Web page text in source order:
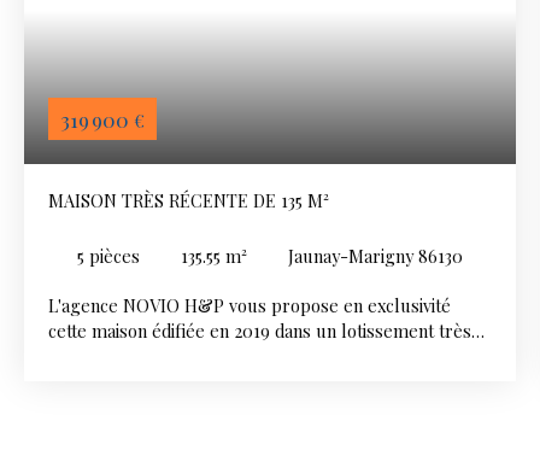
319 900 €
MAISON TRÈS RÉCENTE DE 135 M²
5 pièces 135.55 m² Jaunay-Marigny 86130
L'agence NOVIO H&P vous propose en exclusivité
cette maison édifiée en 2019 dans un lotissement très